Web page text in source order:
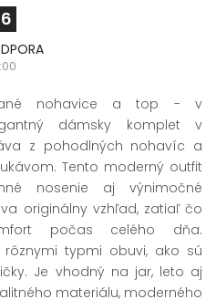
nohavice a top - v
dámsky komplet v
z pohodlných nohavíc a
Tento moderný outfit
nosenie aj výnimočné
originálny vzhľad, zatiaľ čo
počas celého dňa.
typmi obuvi, ako sú
Je vhodný na jar, leto aj
materiálu, moderného